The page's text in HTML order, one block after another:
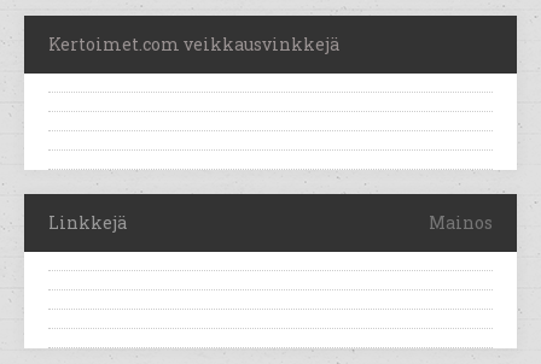
Kertoimet.com veikkausvinkkejä
Linkkejä Mainos